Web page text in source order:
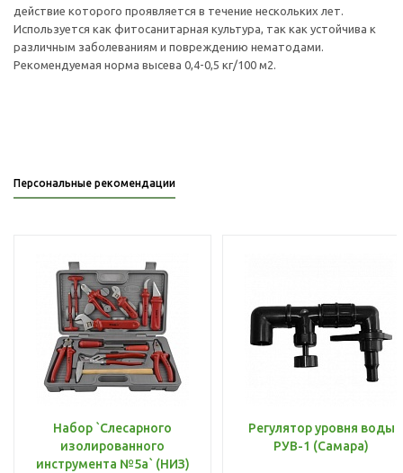
действие которого проявляется в течение нескольких лет.
Используется как фитосанитарная культура, так как устойчива к
различным заболеваниям и повреждению нематодами.
Рекомендуемая норма высева 0,4-0,5 кг/100 м2.
Персональные рекомендации
Набор `Слесарного
изолированного
инструмента №5а` (НИЗ)
Регулятор уровня воды
РУВ-1 (Самара)